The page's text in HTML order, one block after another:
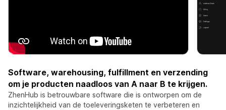
Software, warehousing, fulfillment en verzending
om je producten naadloos van A naar B te krijgen.
ZhenHub is betrouwbare software die is ontworpen om de
inzichtelijkheid van de toeleveringsketen te verbeteren en